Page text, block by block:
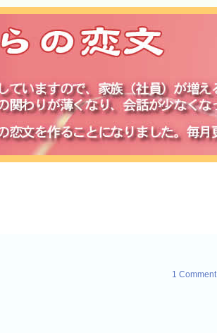
1 Comment